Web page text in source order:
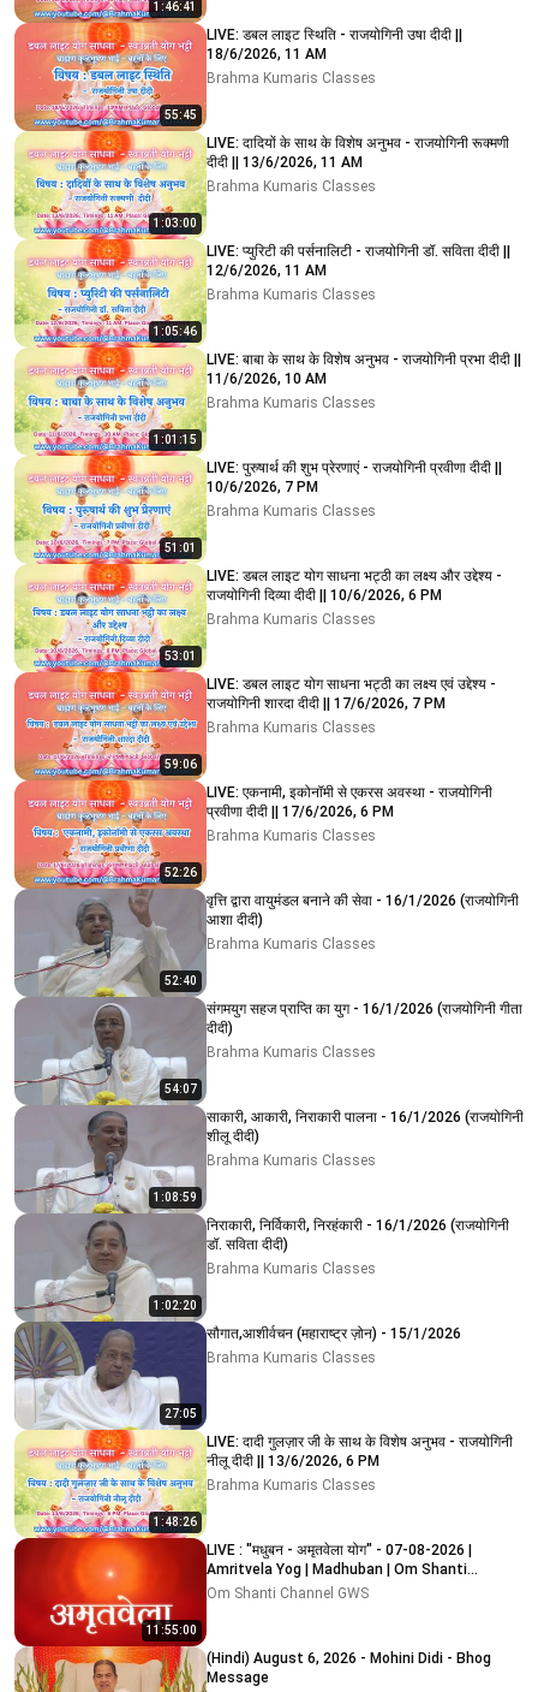
1:46:41
55:45
LIVE: डबल लाइट स्थिति - राजयोगिनी उषा दीदी ||
18/6/2026, 11 AM
Brahma Kumaris Classes
1:03:00
LIVE: दादियों के साथ के विशेष अनुभव - राजयोगिनी रूक्मणी
दीदी || 13/6/2026, 11 AM
Brahma Kumaris Classes
1:05:46
LIVE: प्युरिटी की पर्सनालिटी - राजयोगिनी डॉ. सविता दीदी ||
12/6/2026, 11 AM
Brahma Kumaris Classes
1:01:15
LIVE: बाबा के साथ के विशेष अनुभव - राजयोगिनी प्रभा दीदी ||
11/6/2026, 10 AM
Brahma Kumaris Classes
51:01
LIVE: पुरुषार्थ की शुभ प्रेरणाएं - राजयोगिनी प्रवीणा दीदी ||
10/6/2026, 7 PM
Brahma Kumaris Classes
53:01
LIVE: डबल लाइट योग साधना भट्ठी का लक्ष्य और उद्देश्य -
राजयोगिनी दिव्या दीदी || 10/6/2026, 6 PM
Brahma Kumaris Classes
59:06
LIVE: डबल लाइट योग साधना भट्ठी का लक्ष्य एवं उद्देश्य -
राजयोगिनी शारदा दीदी || 17/6/2026, 7 PM
Brahma Kumaris Classes
52:26
LIVE: एकनामी, इकोनॉमी से एकरस अवस्था - राजयोगिनी
प्रवीणा दीदी || 17/6/2026, 6 PM
Brahma Kumaris Classes
52:40
वृत्ति द्वारा वायुमंडल बनाने की सेवा - 16/1/2026 (राजयोगिनी
आशा दीदी)
Brahma Kumaris Classes
54:07
संगमयुग सहज प्राप्ति का युग - 16/1/2026 (राजयोगिनी गीता
दीदी)
Brahma Kumaris Classes
1:08:59
साकारी, आकारी, निराकारी पालना - 16/1/2026 (राजयोगिनी
शीलू दीदी)
Brahma Kumaris Classes
1:02:20
निराकारी, निर्विकारी, निरहंकारी - 16/1/2026 (राजयोगिनी
डॉ. सविता दीदी)
Brahma Kumaris Classes
27:05
सौगात,आशीर्वचन (महाराष्ट्र ज़ोन) - 15/1/2026
Brahma Kumaris Classes
1:48:26
LIVE: दादी गुलज़ार जी के साथ के विशेष अनुभव - राजयोगिनी
नीलू दीदी || 13/6/2026, 6 PM
Brahma Kumaris Classes
11:55:00
LIVE : "मधुबन - अमृतवेला योग" - 07-08-2026 |
Amritvela Yog | Madhuban | Om Shanti
Channel
Om Shanti Channel GWS
(Hindi) August 6, 2026 - Mohini Didi - Bhog
Message